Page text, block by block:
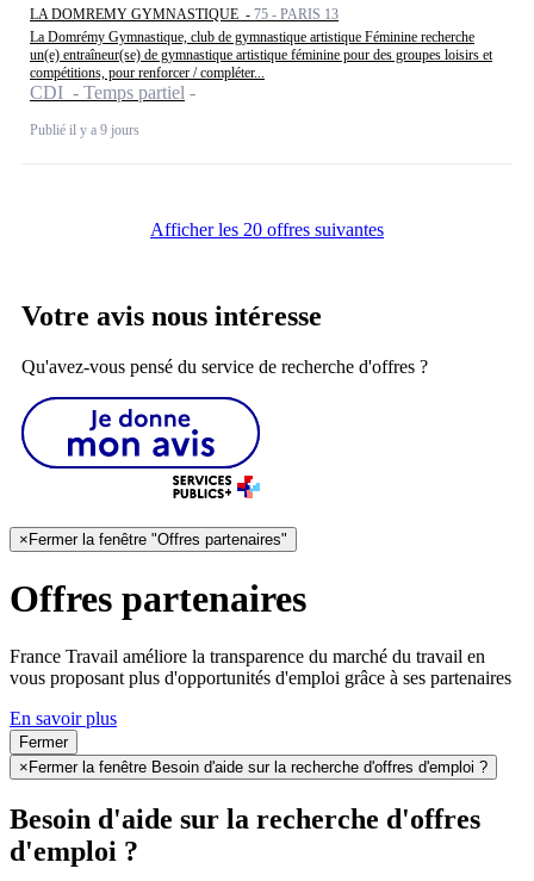
LA DOMREMY GYMNASTIQUE - 75 - PARIS 13
La Domrémy Gymnastique, club de gymnastique artistique Féminine recherche
un(e) entraîneur(se) de gymnastique artistique féminine pour des groupes loisirs et
compétitions, pour renforcer / compléter...
CDI - Temps partiel
Publié il y a 9 jours
Afficher les 20 offres suivantes
Votre avis nous intéresse
Qu'avez-vous pensé du service de recherche d'offres ?
×Fermer la fenêtre "Offres partenaires"
Offres partenaires
France Travail améliore la transparence du marché du travail en
vous proposant plus d'opportunités d'emploi grâce à ses partenaires
En savoir plus
Fermer
× Fermer la fenêtre Besoin d'aide sur la recherche d'offres d'emploi ?
Besoin d'aide sur la recherche d'offres
d'emploi ?